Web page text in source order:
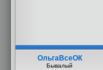
ОльгаВсеОК
Бывалый